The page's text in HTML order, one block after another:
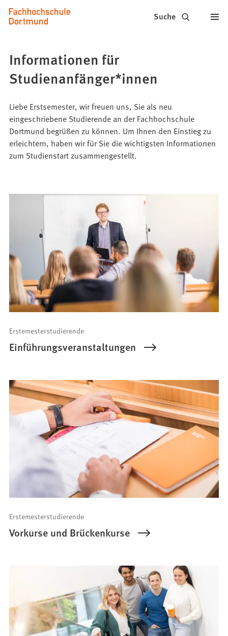
Inhalt anspringen
Fachhochschule
Dortmund
Studium,
Studiengänge,
Bewerbung
Suche
Informationen für
Studienanfänger*innen
Liebe Erstsemester, wir freuen uns, Sie als neu
eingeschriebene Studierende an der Fachhochschule
Dortmund begrüßen zu können. Um Ihnen den Einstieg zu
erleichtern, haben wir für Sie die wichtigsten Informationen
zum Studienstart zusammengestellt.
Erstemesterstudierende
Einführungsveranstaltungen
Erstemesterstudierende
Vorkurse und Brückenkurse